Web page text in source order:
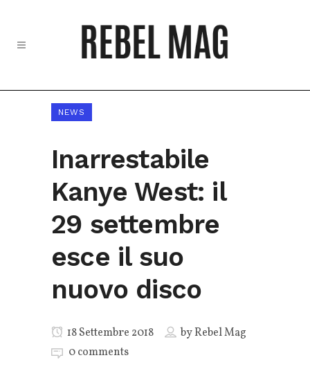
NEWS
Inarrestabile
Kanye West: il
29 settembre
esce il suo
nuovo disco
18 Settembre 2018 byRebel Mag
0 comments